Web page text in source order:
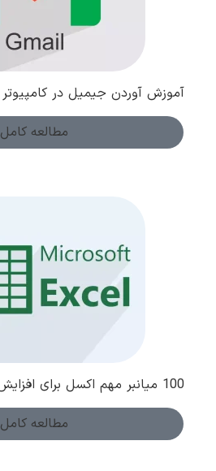
آموزش آوردن جیمیل در
تصویر و ویدیو)
مطالعه کامل
100 میانبر مهم اکسل برای
کار
مطالعه کامل